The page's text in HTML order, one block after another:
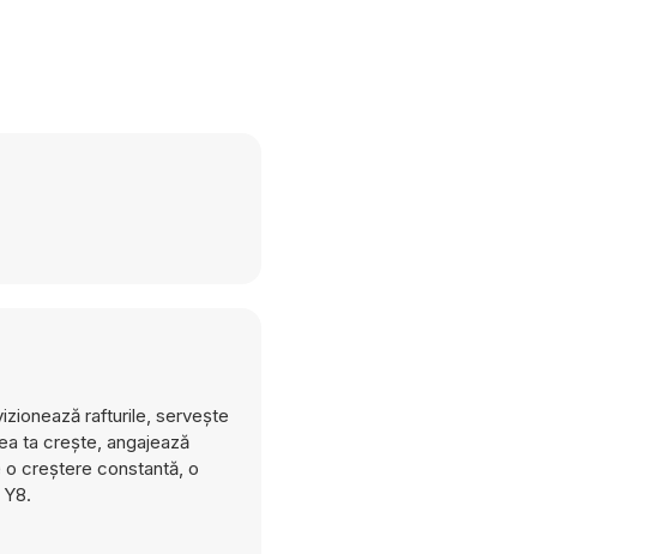
rafturile, servește
ta crește, angajează
o creștere constantă, o